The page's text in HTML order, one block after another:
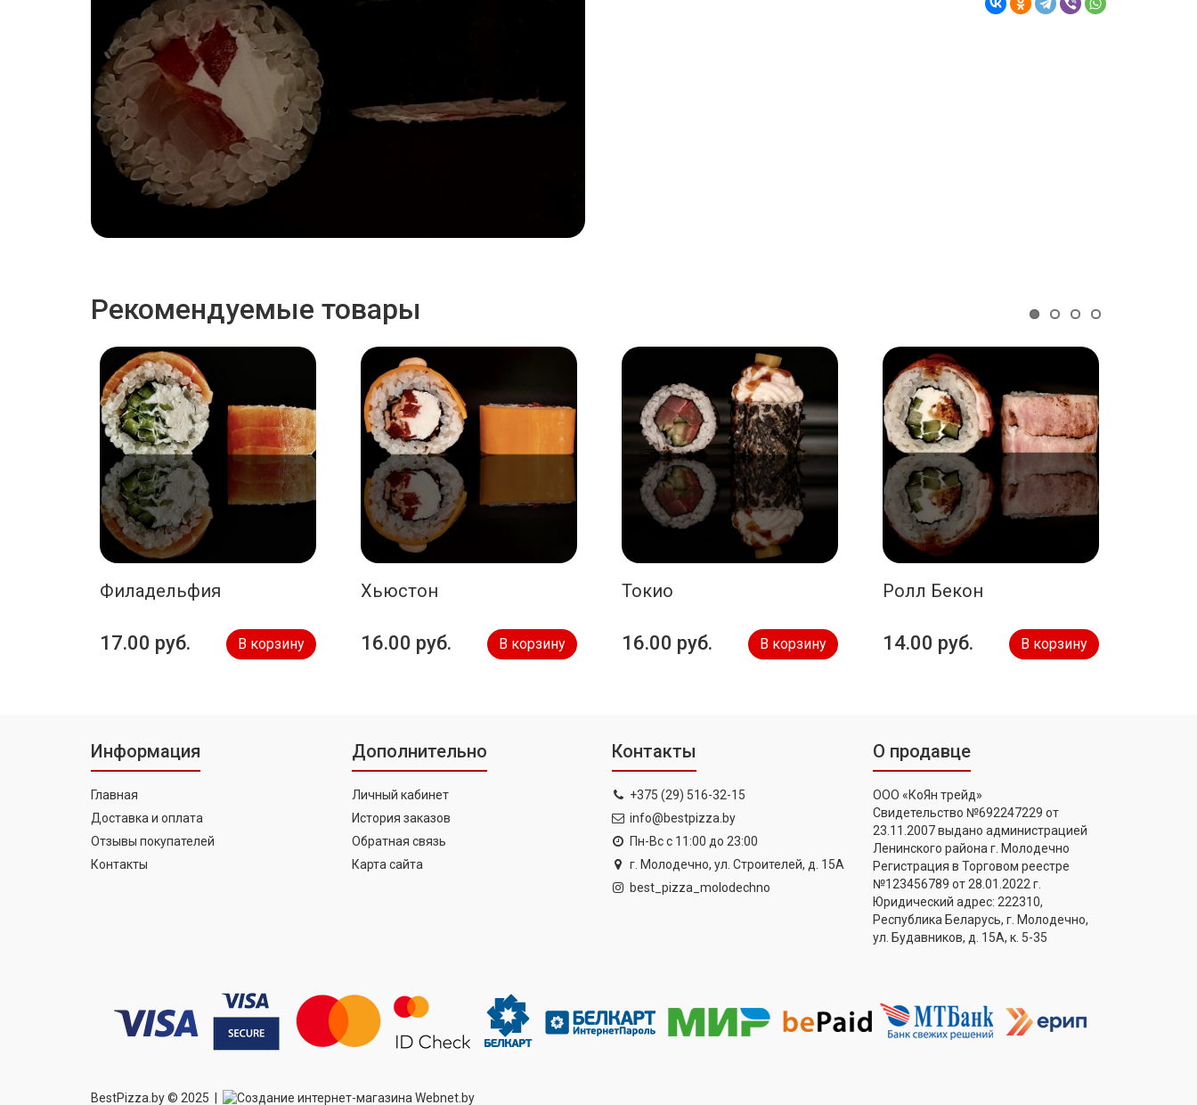
Рекомендуемые товары
Филадельфия
17.00 руб. В корзину
Хьюстон
16.00 руб. В корзину
Токио
16.00 руб. В корзину
Ролл Бекон
14.00 руб. В корзину
Информация
Главная
Доставка и оплата
Отзывы покупателей
Контакты
Дополнительно
Личный кабинет
История заказов
Обратная связь
Карта сайта
Контакты
+375 (29) 516-32-15
info@bestpizza.by
Пн-Вс с 11:00 до 23:00
г. Молодечно, ул. Строителей, д. 15А
best_pizza_molodechno
О продавце
ООО «КоЯн трейд»
Свидетельство №692247229 от
23.11.2007 выдано администрацией
Ленинского района г. Молодечно
Регистрация в Торговом реестре
№123456789 от 28.01.2022 г.
Юридический адрес: 222310,
Республика Беларусь, г. Молодечно,
ул. Будавников, д. 15А, к. 5-35
BestPizza.by © 2025 | Создание интернет-магазинаWebnet.by